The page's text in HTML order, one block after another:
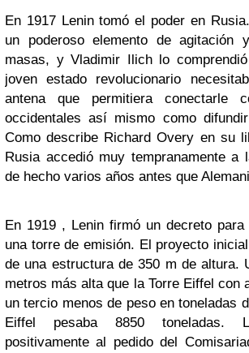
En 1917 Lenin tomó el poder en
un poderoso elemento de agitación
masas, y Vladimir Ilich lo comprendió
joven estado revolucionario
antena que permitiera conectarle
occidentales así mismo como
Como describe Richard Overy en su
Rusia accedió muy tempranamente a
de hecho varios años antes que
En 1919 , Lenin firmó un decreto
una torre de emisión. El proyecto
de una estructura de 350 m de altura.
metros más alta que la Torre Eiffel con
un tercio menos de peso en toneladas
Eiffel pesaba 8850 toneladas.
positivamente al pedido del